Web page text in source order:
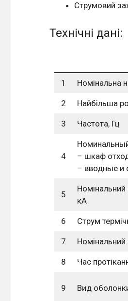
Струмовий
Технічні дані:
1 Номінальна
2 Найбільша
3 Частота, Гц
4
– шкаф
– вводные и
5
кА
6 Струм
7 Номінальний
8 Час
9 Вид